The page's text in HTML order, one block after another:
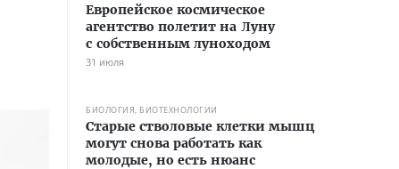
Европейское космическое
агентство полетит на Луну
с собственным луноходом
31 июля
БИОЛОГИЯ, БИОТЕХНОЛОГИИ
Старые стволовые клетки мышц
могут снова работать как
молодые, но есть нюанс